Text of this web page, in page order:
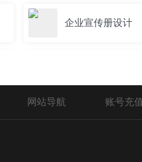
企业宣传册设计
政府宣传册设计模板
网站导航 账号充